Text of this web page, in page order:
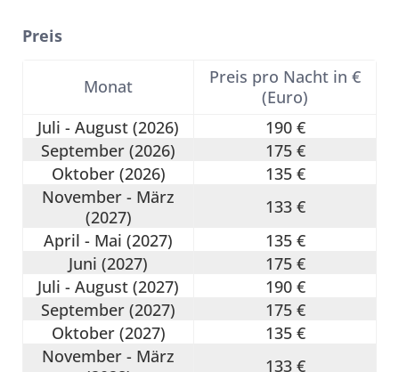
Preis
Monat
Preis pro Nacht in €
(Euro)
Juli - August (2026)
190 €
September (2026)
175 €
Oktober (2026)
135 €
November - März
(2027)
133 €
April - Mai (2027)
135 €
Juni (2027)
175 €
Juli - August (2027)
190 €
September (2027)
175 €
Oktober (2027)
135 €
November - März
133 €